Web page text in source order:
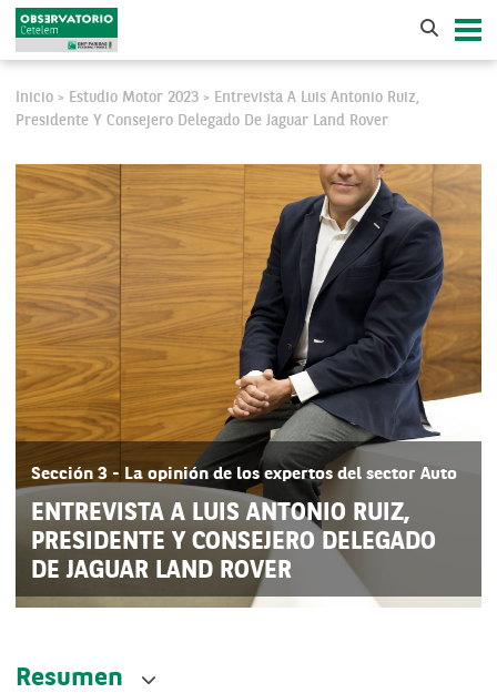
Inicio > Estudio Motor 2023 >
Entrevista A Luis Antonio Ruiz,
Presidente Y Consejero Delegado De Jaguar Land Rover
Sección 3 - La opinión de los expertos del sector Auto
ENTREVISTA A LUIS ANTONIO RUIZ,
PRESIDENTE Y CONSEJERO DELEGADO
DE JAGUAR LAND ROVER
Resumen